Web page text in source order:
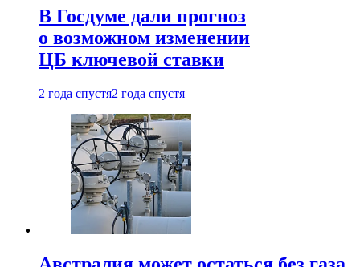
В Госдуме дали прогноз
о возможном изменении
ЦБ ключевой ставки
2 года спустя2 года спустя